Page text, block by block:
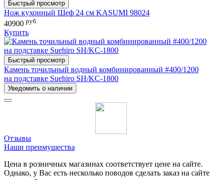
Быстрый просмотр
Нож кухонный Шеф 24 см KASUMI 98024
40900 руб.
Купить
Быстрый просмотр
Камень точильный водный комбинированный #400/1200
на подставке Suehiro SH/KC-1800
Уведомить о наличии
Отзывы
Наши преимущества
Цена в розничных магазинах соответствует цене на сайте.
Однако, у Вас есть несколько поводов сделать заказ на сайте